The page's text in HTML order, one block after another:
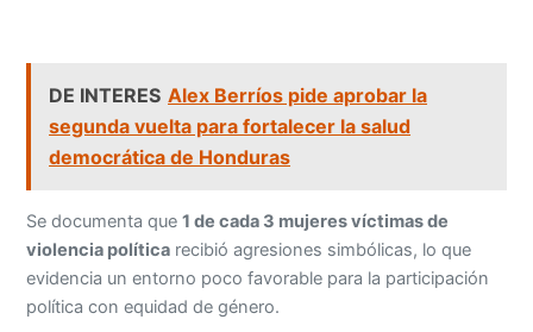
DE INTERES Alex Berríos pide aprobar la
segunda vuelta para fortalecer la salud
democrática de Honduras
Se documenta que1 de cada 3 mujeres víctimas de
violencia política recibió agresiones simbólicas, lo que
evidencia un entorno poco favorable para la participación
política con equidad de género.